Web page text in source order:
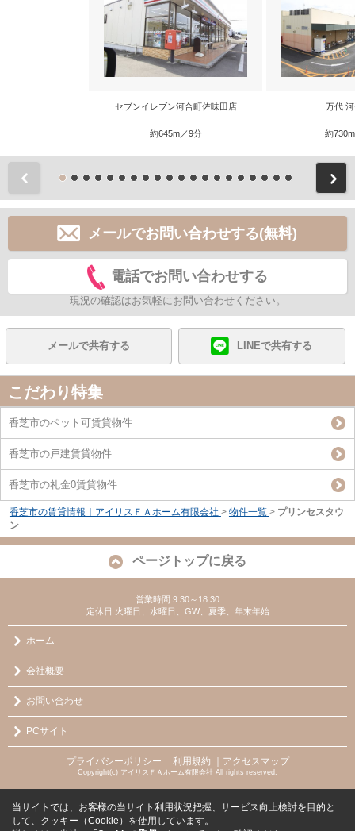
セブンイレブン河合町佐味田店
約645m／9分
万代
約
メールでお問い合わせする(無料)
電話でお問い合わせする
現況の確認はお気軽にお問い合わせください。
メールで共有する LINEで共有する
こだわり特集
香芝市のペット可賃貸物件
香芝市の戸建賃貸物件
香芝市の礼金0賃貸物件
香芝市の賃貸情報｜アイリスＦＡホーム有限会社 > 物件一覧 > プリンセスタウ
ン
ページトップに戻る
営業時間:9:30～18:30
定休日:火曜日、水曜日、GW、夏季、年末年始
ホーム
会社概要
お問い合わせ
PCサイト
プライバシーポリシー ｜ 利用規約 ｜アクセスマップ
Copyright(c) アイリスＦＡホーム有限会社 All rights reserved.
当サイトでは、お客様の当サイト利用状況把握、サービス向上検討を目的と
して、クッキー（Cookie）を使用しています。